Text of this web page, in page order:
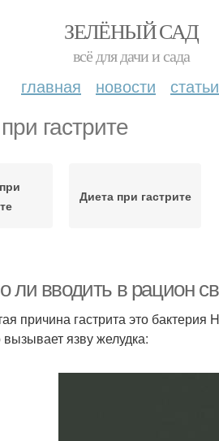
ЗЕЛЁНЫЙ САД
всё для дачи и сада
главная новости статьи
гастрите
Диета при гастрите
ли вводить в рацион
причина гастрита это
вызывает язву желудка: